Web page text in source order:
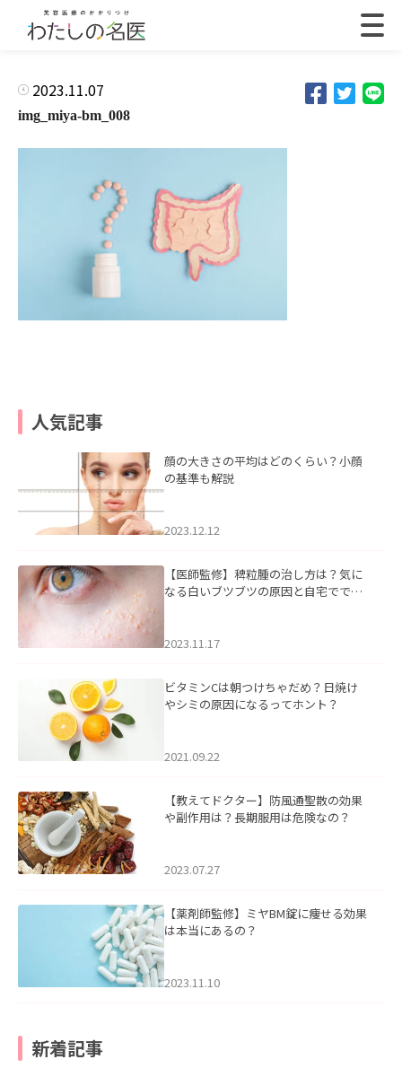
2023.11.07
img_miya-bm_008
人気記事
顔の大きさの平均はどのくらい？小顔
の基準も解説
2023.12.12
【医師監修】稗粒腫の治し方は？気に
なる白いブツブツの原因と自宅ででき
2023.11.17
ビタミンCは朝つけちゃだめ？日焼け
やシミの原因になるってホント？
2021.09.22
【教えてドクター】防風通聖散の効果
や副作用は？長期服用は危険なの？
2023.07.27
【薬剤師監修】ミヤBM錠に痩せる効果
は本当にあるの？
2023.11.10
新着記事